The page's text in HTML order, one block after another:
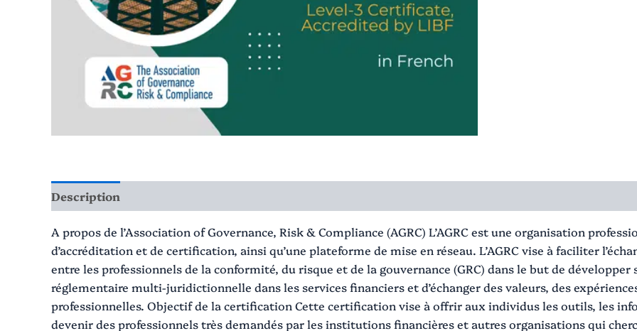
Description
A propos de l’Association of Governance, Risk & Compliance (AGRC) L’AGRC est une organisation
d’accréditation et de certification, ainsi qu’une plateforme de mise en réseau. L’AGRC vise à faciliter
entre les professionnels de la conformité, du risque et de la gouvernance (GRC) dans le but de
réglementaire multi-juridictionnelle dans les services financiers et d’échanger des valeurs, des
professionnelles. Objectif de la certification Cette certification vise à offrir aux individus les outils, les
devenir des professionnels très demandés par les institutions financières et autres organisations qui